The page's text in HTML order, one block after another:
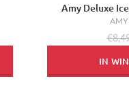
-38%Amy Deluxe
IN